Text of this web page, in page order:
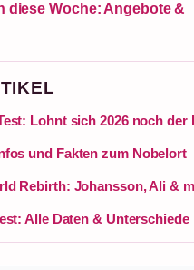
diese Woche: Angebote &
Lohnt sich 2026 noch der
und Fakten zum Nobelort
Rebirth: Johansson, Ali &
Alle Daten & Unterschiede